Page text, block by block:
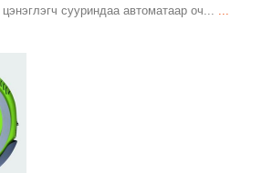
сууриндаа автоматаар оч...